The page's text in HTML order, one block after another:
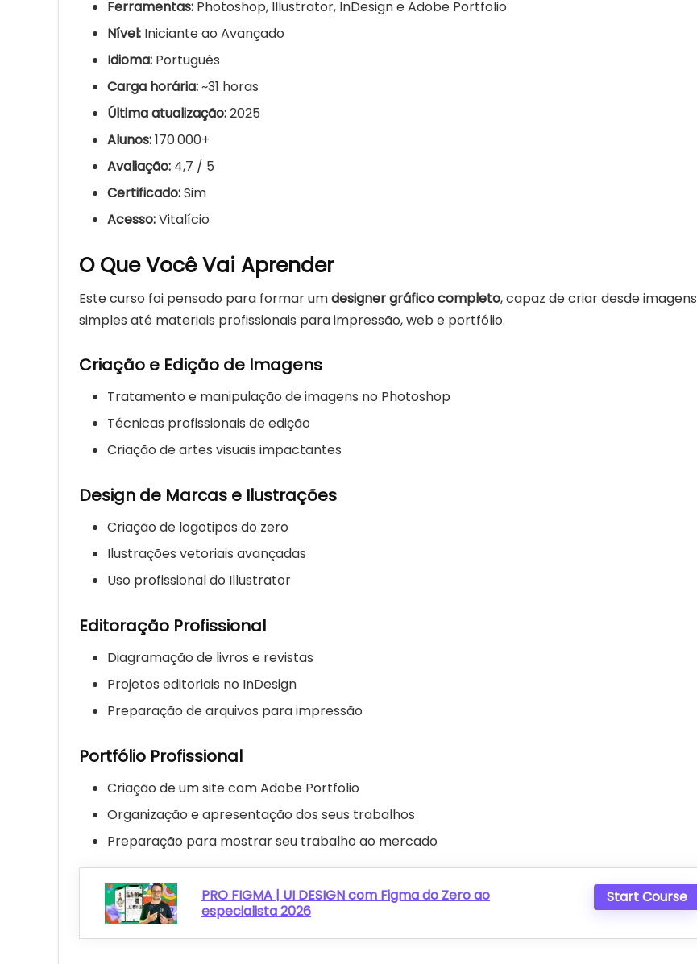
Ferramentas: Photoshop, Illustrator, InDesign e Adobe Portfolio
Nível: Iniciante ao Avançado
Idioma: Português
Carga horária:~31 horas
Última atualização:2025
Alunos:170.000+
Avaliação: 4,7 / 5
Certificado:Sim
Acesso:Vitalício
O Que Você Vai Aprender
Este curso foi pensado para formar umdesigner gráfico completo, capaz de criar desde imagens
simples até materiais profissionais para impressão, web e portfólio.
Criação e Edição de Imagens
Tratamento e manipulação de imagens no Photoshop
Técnicas profissionais de edição
Criação de artes visuais impactantes
Design de Marcas e Ilustrações
Criação de logotipos do zero
Ilustrações vetoriais avançadas
Uso profissional do Illustrator
Editoração Profissional
Diagramação de livros e revistas
Projetos editoriais no InDesign
Preparação de arquivos para impressão
Portfólio Profissional
Criação de um site com Adobe Portfolio
Organização e apresentação dos seus trabalhos
Preparação para mostrar seu trabalho ao mercado
PRO FIGMA | UI DESIGN com Figma do Zero ao
especialista 2026
Start Course